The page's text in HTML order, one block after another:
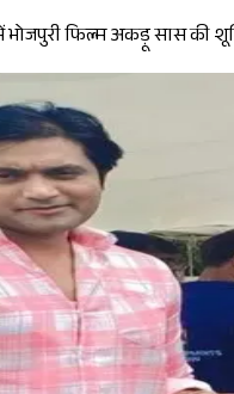
फिल्म अकड़ू सास की